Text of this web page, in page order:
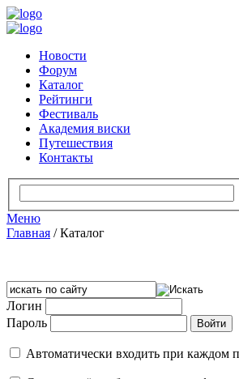
Новости
Форум
Каталог
Рейтинги
Фестиваль
Академия виски
Путешествия
Контакты
Меню
Главная /Каталог
Логин
Пароль
Автоматически входить при каждом